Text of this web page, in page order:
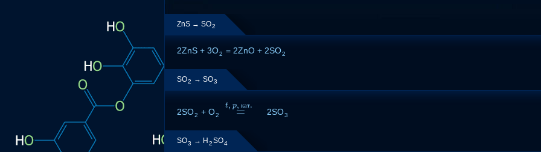
ZnS → SO2
2ZnS + 3O2 = 2ZnO + 2SO2
SO2 → SO3
2SO2 + O2 =
t,p,кат.
t, p, 2SO3
SO3 → H 2SO4